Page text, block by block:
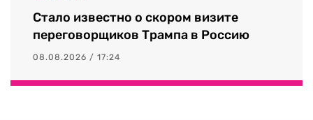
Стало известно о скором визите
переговорщиков Трампа в Россию
08.08.2026 / 17:24